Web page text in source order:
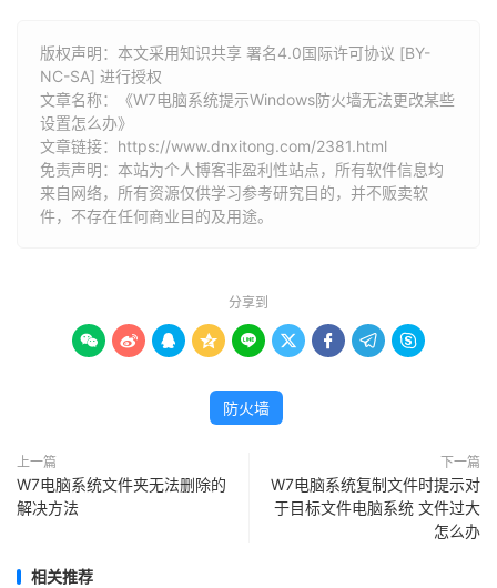
版权声明：本文采用知识共享 署名4.0国际许可协议 [BY-
NC-SA] 进行授权
文章名称：《W7电脑系统提示Windows防火墙无法更改某些
设置怎么办》
文章链接： https://www.dnxitong.com/2381.html
免责声明：本站为个人博客非盈利性站点，所有软件信息均
来自网络，所有资源仅供学习参考研究目的，并不贩卖软
件，不存在任何商业目的及用途。
分享到
        
防火墙
上一篇
W7电脑系统文件夹无法删除的
解决方法
下一篇
W7电脑系统复制文件时提示对
于目标文件电脑系统 文件过大
怎么办
相关推荐